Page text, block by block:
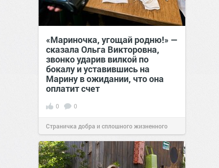
«Мариночка, угощай родню!» —
сказала Ольга Викторовна,
звонко ударив вилкой по
бокалу и уставившись на
Марину в ожидании, что она
оплатит счет
0 0
Страничка добра и сплошного жизненного
позитива!19:38Вчера